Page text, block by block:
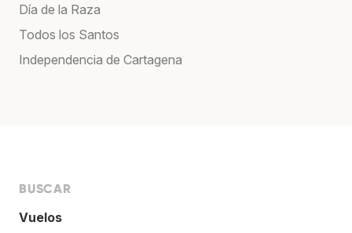
Día de la Raza
Todos los Santos
Independencia de Cartagena
BUSCAR
Vuelos